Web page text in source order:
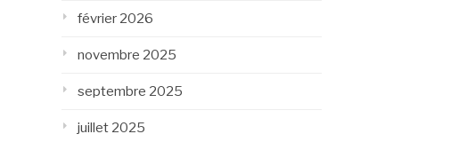
février 2026
novembre 2025
septembre 2025
juillet 2025